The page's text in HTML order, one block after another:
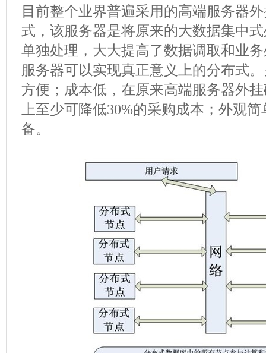
目前整个业界普遍采用的高端服务器
式，该服务器是将原来的大数据集中
单独处理，大大提高了数据调取和业
服务器可以实现真正意义上的分布式
方便；成本低，在原来高端服务器外
上至少可降低30%的采购成本；外观
备。